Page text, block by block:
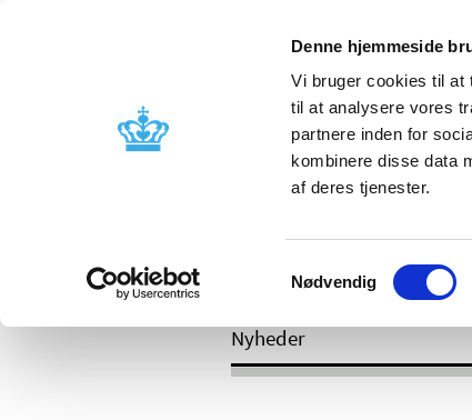
Denne hjemmeside
Vi bruger cookies til at
til at analysere vores
partnere inden for
kombinere disse data
af deres tjenester.
Samtykkevalg
Nødvendig
Godkendelse og
Nyheder